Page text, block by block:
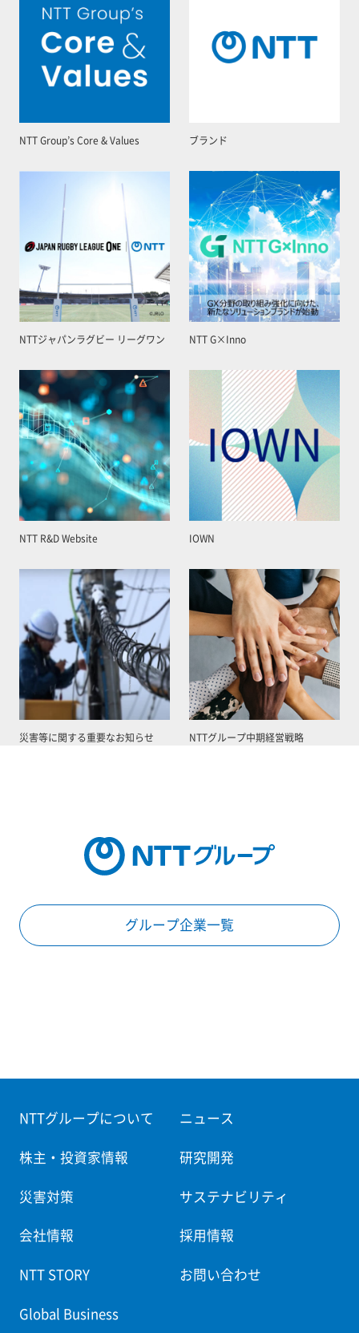
NTT Group’s Core & Values ブランド
NTTジャパンラグビー リーグワン NTT G×Inno
NTT R&D Website IOWN
災害等に関する重要なお知らせ NTTグループ中期経営戦略
グループ企業一覧
NTTグループについて ニュース
株主・投資家情報 研究開発
災害対策 サステナビリティ
会社情報 採用情報
NTT STORY お問い合わせ
Global Business